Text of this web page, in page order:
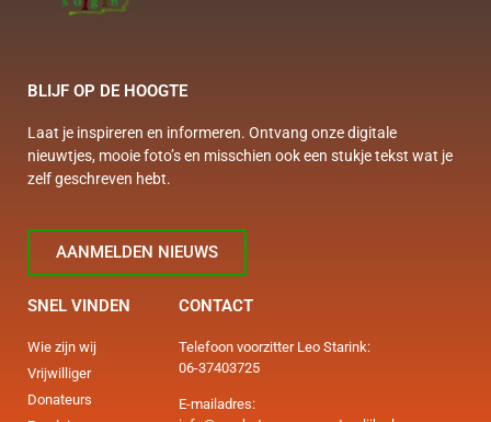
BLIJF OP DE HOOGTE
Laat je inspireren en informeren. Ontvang onze digitale
nieuwtjes, mooie foto’s en misschien ook een stukje tekst wat je
zelf geschreven hebt.
AANMELDEN NIEUWS
SNEL VINDEN
Wie zijn wij
Vrijwilliger
Donateurs
CONTACT
Telefoon voorzitter Leo Starink:
06-37403725
E-mailadres: